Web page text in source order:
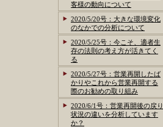
客様の動向について
2020/5/20号：大きな環境変化
のなかでの分析について
2020/5/25号：今こそ、適者生
存の法則の考え方が活きてく
る
2020/5/27号：営業再開したば
かりやこれから営業再開する
際のお勧めの取り組み
2020/6/1号：営業再開後の戻り
状況の違いを分析しています
か？